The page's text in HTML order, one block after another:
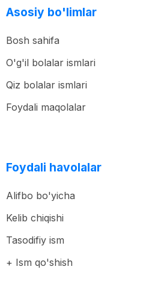
Asosiy bo'limlar
Bosh sahifa
O'g'il bolalar ismlari
Qiz bolalar ismlari
Foydali maqolalar
Foydali havolalar
Alifbo bo'yicha
Kelib chiqishi
Tasodifiy ism
+ Ism qo'shish